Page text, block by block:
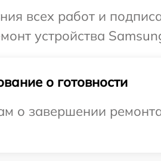
всех работ и
устройства
о готовности
о завершении ремонта